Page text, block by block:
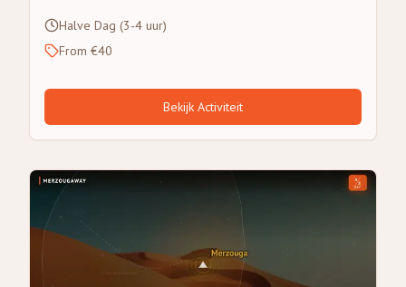
Halve Dag (3-4 uur)
From €40
Bekijk Activiteit